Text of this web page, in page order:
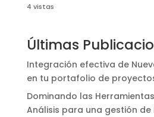
4 vistas
Últimas
Integración efectiva de
en tu portafolio de
Dominando las
Análisis para una gestión de